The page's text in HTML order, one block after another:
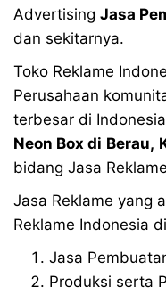
Advertising Jasa
dan sekitarnya.
Toko Reklame
Perusahaan
terbesar di
Neon Box di Berau,
bidang Jasa
Jasa Reklame yang
Reklame Indonesia di
Jasa
Produksi serta